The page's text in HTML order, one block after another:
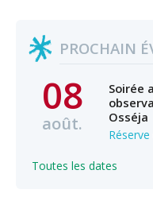
PROCHAIN
08
août.
Soirée
Osséja
Toutes les dates